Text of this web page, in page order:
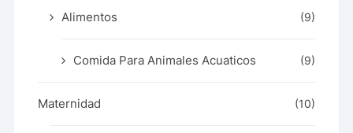
Alimentos (9)
Comida Para Animales Acuaticos (9)
Maternidad (10)